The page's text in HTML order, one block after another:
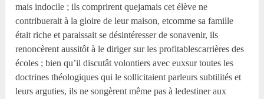
mais indocile ; ils comprirent quejamais cet élève ne
contribuerait à la gloire de leur maison, etcomme sa famille
était riche et paraissait se désintéresser de sonavenir, ils
renoncèrent aussitôt à le diriger sur les profitablescarrières des
écoles ; bien qu’il discutât volontiers avec euxsur toutes les
doctrines théologiques qui le sollicitaient parleurs subtilités et
leurs arguties, ils ne songèrent même pas à ledestiner aux